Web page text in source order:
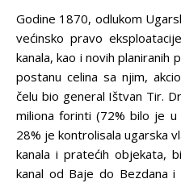
Godine 1870, odlukom Ugarskog sabora, država je ustupila
većinsko pravo
kanala, kao i novih planiranih
postanu celina sa njim,
čelu bio general Ištvan Tir.
miliona forinti (72% bilo je u
28% je kontrolisala ugarska
kanala i pratećih objekata,
kanal od Baje do Bezdana